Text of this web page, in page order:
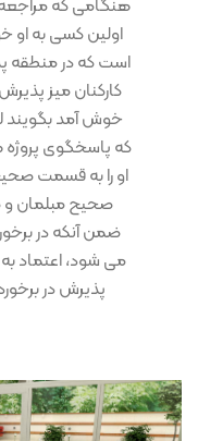
هنگامی که مراجعه
اولین کسی به
است که در منطقه
کارکنان میز
خوش آمد بگويند
که پاسخگوی
او را به قسمت
صحيح مبلمان و
ضمن آنکه در
می شود، اعتماد
پذيرش در